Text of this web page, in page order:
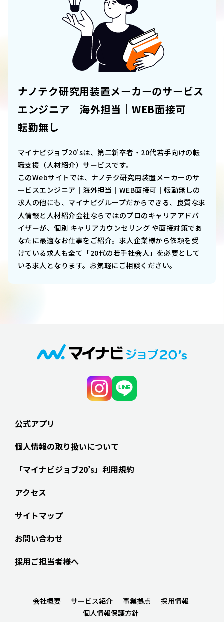
ナノテク研究用装置メーカーのサービス
エンジニア｜海外担当｜WEB面接可｜
転勤無し
マイナビジョブ20'sは、第二新卒者・20代若手向けの転
職支援（人材紹介）サービスです。
このWebサイトでは、 ナノテク研究用装置メーカーのサ
ービスエンジニア｜海外担当｜WEB面接可｜転勤無しの
求人の他にも、マイナビグループだからできる、良質な求
人情報と人材紹介会社ならではのプロのキャリアアドバ
イザーが、個別 キャリアカウンセリング や面接対策であ
なたに最適なお仕事をご紹介。求人企業様から依頼を受
けている求人も全て「20代の若手社会人」を必要として
いる求人となります。お気軽にご相談ください。
公式アプリ
個人情報の取り扱いについて
「マイナビジョブ20’s」利用規約
アクセス
サイトマップ
お問い合わせ
採用ご担当者様へ
会社概要 サービス紹介 事業拠点
採用情報
個人情報保護方針